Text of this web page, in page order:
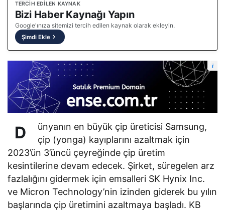
TERCIH EDILEN KAYNAK
Bizi Haber Kaynağı Yapın
Google'ınıza sitemizi tercih edilen kaynak olarak ekleyin.
Şimdi Ekle
i
D
ünyanın en büyük çip üreticisi Samsung,
çip (yonga) kayıplarını azaltmak için
2023’ün 3’üncü çeyreğinde çip üretim
kesintilerine devam edecek. Şirket, süregelen arz
fazlalığını gidermek için emsalleri SK Hynix Inc.
ve Micron Technology’nin izinden giderek bu yılın
başlarında çip üretimini azaltmaya başladı. KB